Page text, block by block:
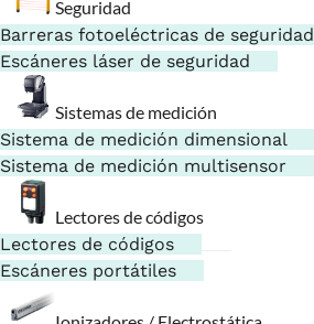
Seguridad
Barreras fotoeléctricas de seguridad
Escáneres láser de seguridad
Sistemas de medición
Sistema de medición dimensional
Sistema de medición multisensor
Lectores de códigos
Lectores de códigos
Escáneres portátiles